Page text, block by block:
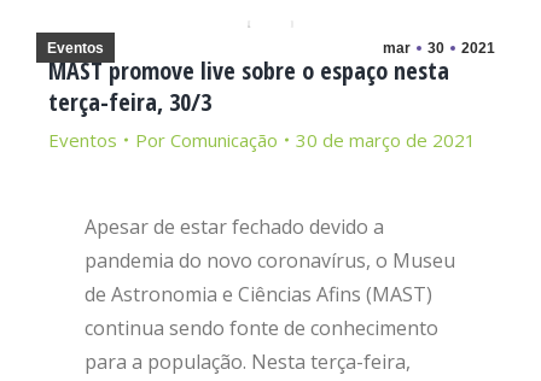
mar 30 2021
Eventos
MAST promove live sobre o espaço nesta
terça-feira, 30/3
Eventos Por Comunicação 30 de março de 2021
Apesar de estar fechado devido a
pandemia do novo coronavírus, o Museu
de Astronomia e Ciências Afins (MAST)
continua sendo fonte de conhecimento
para a população. Nesta terça-feira,